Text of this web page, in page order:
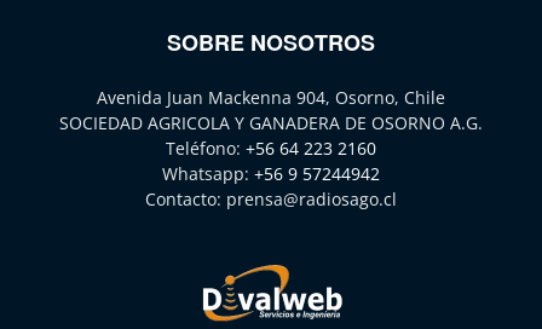
SOBRE NOSOTROS
Avenida Juan Mackenna 904, Osorno, Chile
SOCIEDAD AGRICOLA Y GANADERA DE OSORNO A.G.
Teléfono: +56 64 223 2160
Whatsapp: +56 9 57244942
Contacto: prensa@radiosago.cl